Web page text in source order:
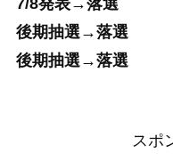
発表→落選
後期抽選→落選
抽選→落選
スポ